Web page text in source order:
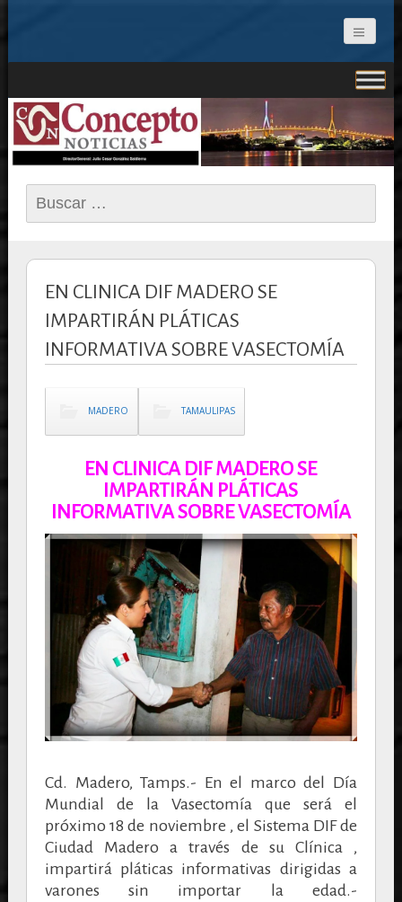
CONCEPTO NOTICIAS
Buscar:
EN CLINICA DIF MADERO SE
IMPARTIRÁN PLÁTICAS
INFORMATIVA SOBRE VASECTOMÍA
MADERO TAMAULIPAS
EN CLINICA DIF MADERO SE
IMPARTIRÁN PLÁTICAS
INFORMATIVA SOBRE VASECTOMÍA
Cd. Madero, Tamps.- En el marco del Día
Mundial de la Vasectomía que será el
próximo 18 de noviembre , el Sistema DIF de
Ciudad Madero a través de su Clínica ,
impartirá pláticas informativas dirigidas a
varones sin importar la edad.-